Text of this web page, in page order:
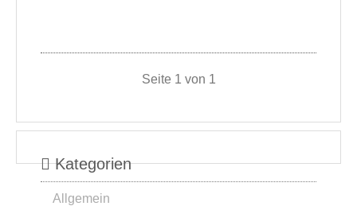
Seite 1 von 1
Kategorien
Allgemein